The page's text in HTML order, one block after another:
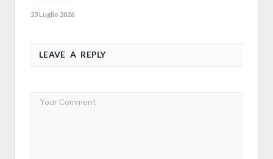
23 Luglio 2026
LEAVE A REPLY